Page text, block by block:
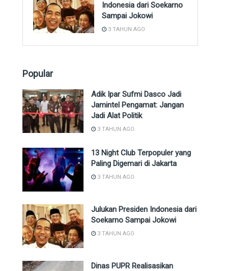
Indonesia dari Soekarno
Sampai Jokowi
3 TAHUN AGO
Popular
Adik Ipar Sufmi Dasco Jadi
Jamintel Pengamat: Jangan
Jadi Alat Politik
3 TAHUN AGO
13 Night Club Terpopuler yang
Paling Digemari di Jakarta
3 TAHUN AGO
Julukan Presiden Indonesia dari
Soekarno Sampai Jokowi
3 TAHUN AGO
Dinas PUPR Realisasikan